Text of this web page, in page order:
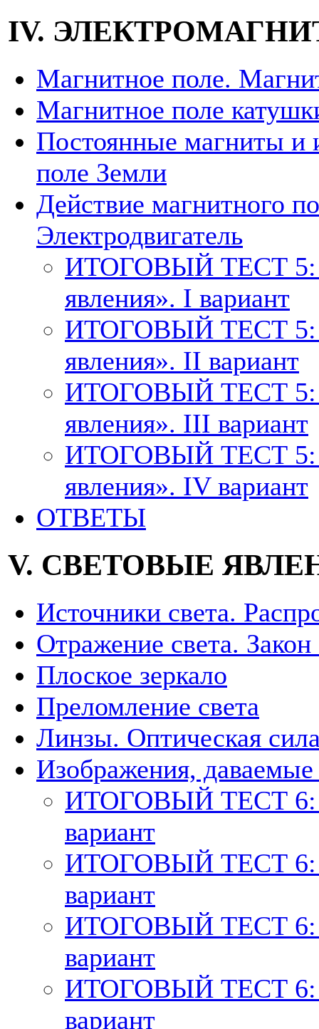
IV.
Магнитное поле.
Магнитное поле
Постоянные магниты и
поле Земли
Действие магнитного
Электродвигатель
ИТОГОВЫЙ ТЕСТ 5:
явления». I вариант
ИТОГОВЫЙ ТЕСТ 5:
явления». II вариант
ИТОГОВЫЙ ТЕСТ 5:
явления». III вариант
ИТОГОВЫЙ ТЕСТ 5:
явления». IV вариант
ОТВЕТЫ
V. СВЕТОВЫЕ
Источники света.
Отражение света.
Плоское зеркало
Преломление света
Линзы. Оптическая
Изображения,
ИТОГОВЫЙ ТЕСТ 6:
вариант
ИТОГОВЫЙ ТЕСТ 6:
вариант
ИТОГОВЫЙ ТЕСТ 6:
вариант
ИТОГОВЫЙ ТЕСТ 6:
вариант